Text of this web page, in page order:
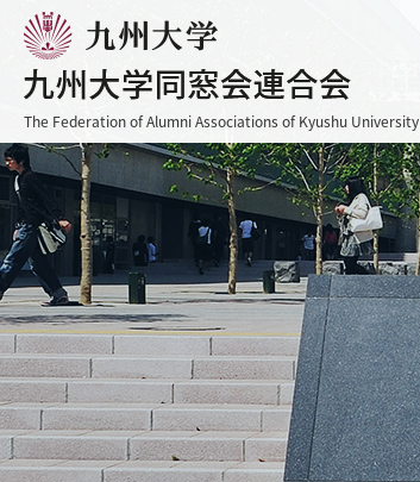
The Federation of Alumni Associations of Kyushu University